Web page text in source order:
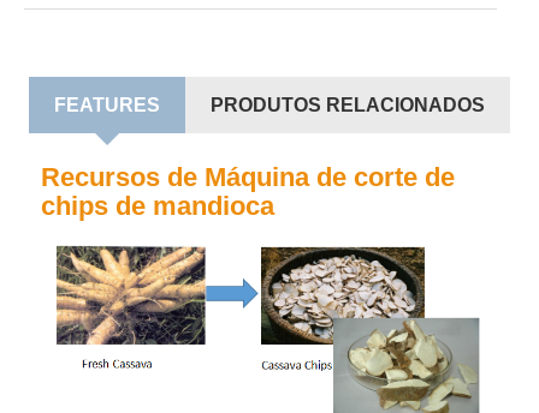
FEATURES PRODUTOS RELACIONADOS
Recursos de Máquina de corte de
chips de mandioca